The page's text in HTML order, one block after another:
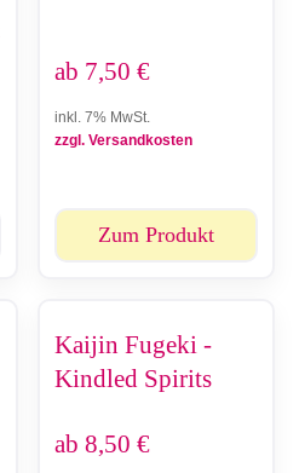
ab 7,50 €
inkl. 7% MwSt.
zzgl. Versandkosten
Zum Produkt
Kaijin Fugeki -
Kindled Spirits
ab 8,50 €